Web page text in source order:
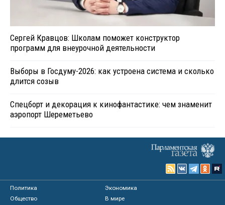
Сергей Кравцов: Школам поможет конструктор
программ для внеурочной деятельности
Выборы в Госдуму-2026: как устроена система и сколько
длится созыв
Спецборт и декорация к кинофантастике: чем знаменит
аэропорт Шереметьево
Политика
Экономика
Общество
В мире